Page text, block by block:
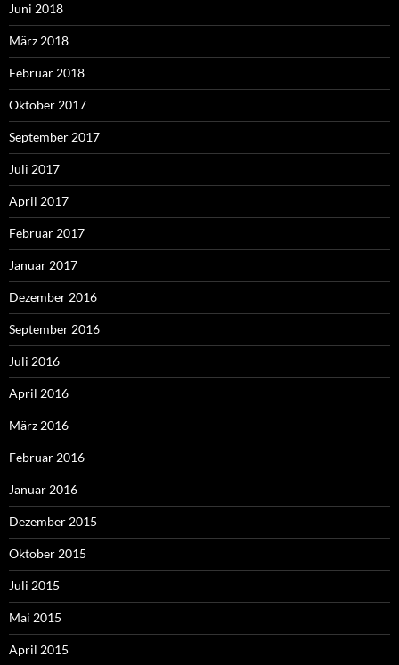
Juni 2018
März 2018
Februar 2018
Oktober 2017
September 2017
Juli 2017
April 2017
Februar 2017
Januar 2017
Dezember 2016
September 2016
Juli 2016
April 2016
März 2016
Februar 2016
Januar 2016
Dezember 2015
Oktober 2015
Juli 2015
Mai 2015
April 2015